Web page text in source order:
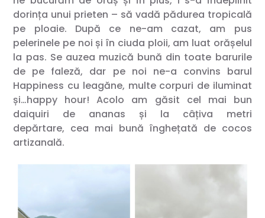
dorința unui prieten – să vadă pădurea tropicală
pe ploaie. După ce ne-am cazat, am pus
pelerinele pe noi și în ciuda ploii, am luat orășelul
la pas. Se auzea muzică bună din toate barurile
de pe faleză, dar pe noi ne-a convins barul
Happiness cu leagăne, multe corpuri de iluminat
și…happy hour! Acolo am găsit cel mai bun
daiquiri de ananas și la câțiva metri
depărtare, cea mai bună înghețată de cocos
artizanală.